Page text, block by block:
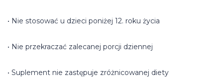
• Nie stosować u dzieci poniżej 12. roku życia
• Nie przekraczać zalecanej porcji dziennej
• Suplement nie zastępuje zróżnicowanej diety